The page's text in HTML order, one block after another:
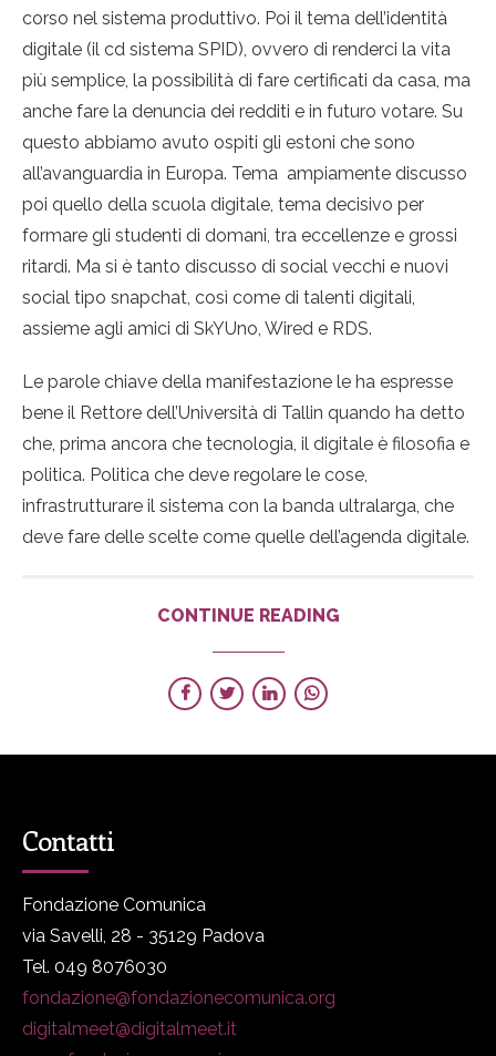
corso nel sistema produttivo. Poi il tema dell’identità
digitale (il cd sistema SPID), ovvero di renderci la vita
più semplice, la possibilità di fare certificati da casa, ma
anche fare la denuncia dei redditi e in futuro votare. Su
questo abbiamo avuto ospiti gli estoni che sono
all’avanguardia in Europa. Tema ampiamente discusso
poi quello della scuola digitale, tema decisivo per
formare gli studenti di domani, tra eccellenze e grossi
ritardi. Ma si è tanto discusso di social vecchi e nuovi
social tipo snapchat, così come di talenti digitali,
assieme agli amici di SkYUno, Wired e RDS.
Le parole chiave della manifestazione le ha espresse
bene il Rettore dell’Università di Tallin quando ha detto
che, prima ancora che tecnologia, il digitale è filosofia e
politica. Politica che deve regolare le cose,
infrastrutturare il sistema con la banda ultralarga, che
deve fare delle scelte come quelle dell’agenda digitale.
CONTINUE READING
Contatti
Fondazione Comunica
via Savelli, 28 - 35129 Padova
Tel. 049 8076030
fondazione@fondazionecomunica.org
digitalmeet@digitalmeet.it